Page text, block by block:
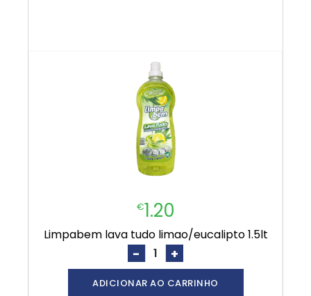
€1.20
limpabem lava tudo limao/eucalipto 1.5lt
- +
ADICIONAR AO CARRINHO